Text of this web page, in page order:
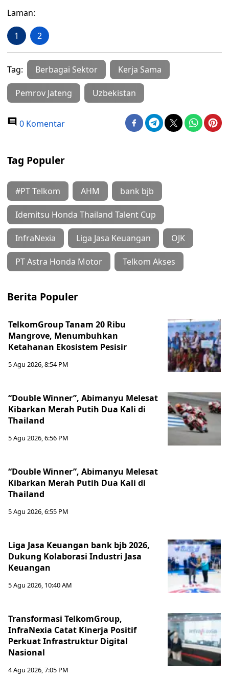
Laman:
1 2
Tag: Berbagai Sektor Kerja Sama
Pemrov Jateng Uzbekistan
0 Komentar
Tag Populer
#PT Telkom AHM bank bjb
Idemitsu Honda Thailand Talent Cup
InfraNexia Liga Jasa Keuangan OJK
PT Astra Honda Motor Telkom Akses
Berita Populer
TelkomGroup Tanam 20 Ribu
Mangrove, Menumbuhkan
Ketahanan Ekosistem Pesisir
5 Agu 2026, 8:54 PM
“Double Winner”, Abimanyu Melesat
Kibarkan Merah Putih Dua Kali di
Thailand
5 Agu 2026, 6:56 PM
“Double Winner”, Abimanyu Melesat
Kibarkan Merah Putih Dua Kali di
Thailand
5 Agu 2026, 6:55 PM
Liga Jasa Keuangan bank bjb 2026,
Dukung Kolaborasi Industri Jasa
Keuangan
5 Agu 2026, 10:40 AM
Transformasi TelkomGroup,
InfraNexia Catat Kinerja Positif
Perkuat Infrastruktur Digital
Nasional
4 Agu 2026, 7:05 PM